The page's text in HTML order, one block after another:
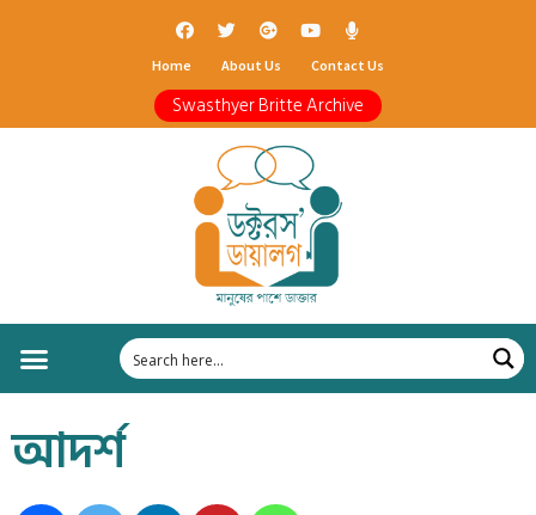
Home About Us Contact Us
Swasthyer Britte Archive
আদর্শ